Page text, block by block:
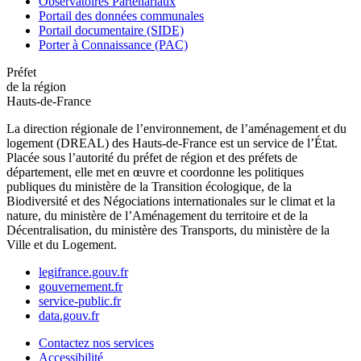
Portail des données communales
Portail documentaire (SIDE)
Porter à Connaissance (PAC)
Préfet
de la région
Hauts-de-France
La direction régionale de l’environnement, de l’aménagement et du
logement (DREAL) des Hauts-de-France est un service de l’État.
Placée sous l’autorité du préfet de région et des préfets de
département, elle met en œuvre et coordonne les politiques
publiques du ministère de la Transition écologique, de la
Biodiversité et des Négociations internationales sur le climat et la
nature, du ministère de l’Aménagement du territoire et de la
Décentralisation, du ministère des Transports, du ministère de la
Ville et du Logement.
legifrance.gouv.fr
gouvernement.fr
service-public.fr
data.gouv.fr
Contactez nos services
Accessibilité